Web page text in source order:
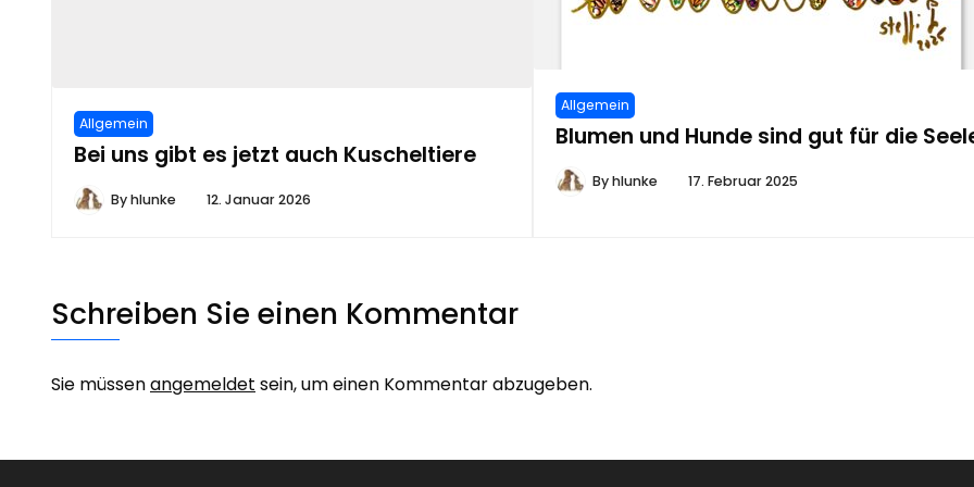
Allgemein
Bei uns gibt es jetzt auch Kuscheltiere
Byhlunke 12. Januar 2026
Allgemein
Blumen und Hunde sind gut für die
Byhlunke 17. Februar 2025
Schreiben Sie einen Kommentar
Sie müssenangemeldet sein, um einen Kommentar abzugeben.